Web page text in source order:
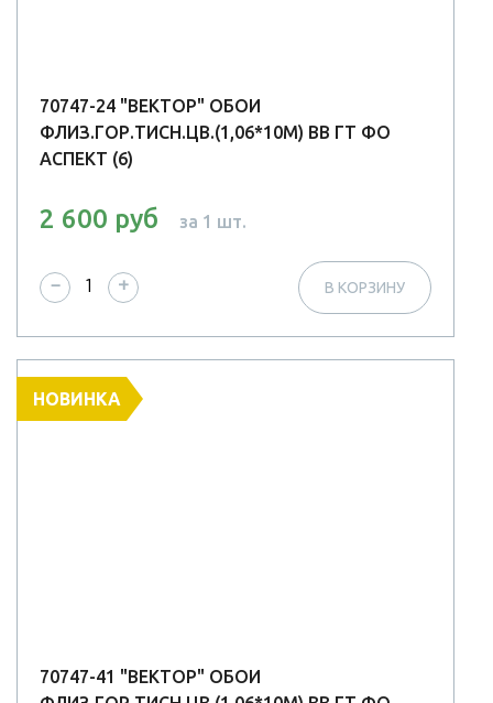
70747-24 "ВЕКТОР" ОБОИ
ФЛИЗ.ГОР.ТИСН.ЦВ.(1,06*10М) ВВ ГТ ФО
АСПЕКТ (6)
2 600 руб за 1 шт.
− + В КОРЗИНУ
НОВИНКА
70747-41 "ВЕКТОР" ОБОИ